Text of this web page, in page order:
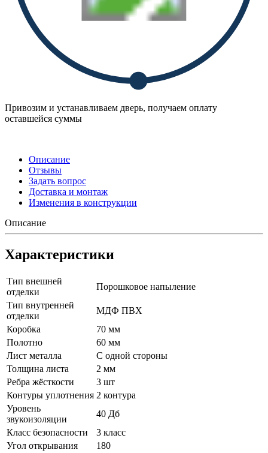
Привозим и устанавливаем дверь, получаем оплату
оставшейся суммы
Описание
Отзывы
Задать вопрос
Доставка и монтаж
Изменения в конструкции
Описание
Характеристики
Тип внешней
отделки
Порошковое напыление
Тип внутренней
отделки
МДФ ПВХ
Коробка
70 мм
Полотно
60 мм
Лист металла
С одной стороны
Толщина листа
2 мм
Ребра жёсткости
3 шт
Контуры уплотнения 2 контура
Уровень
звукоизоляции
40 Дб
Класс безопасности
3 класс
Угол открывания
180